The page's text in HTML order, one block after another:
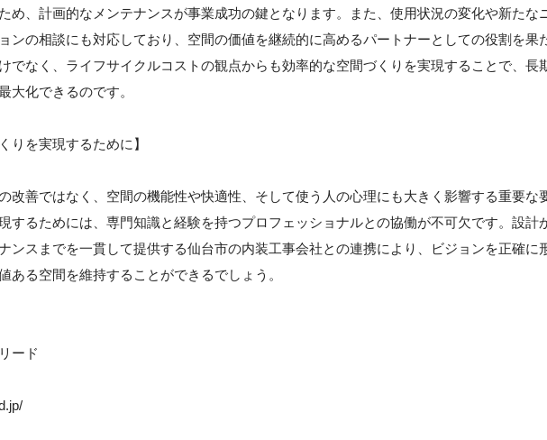
め、計画的なメンテナンスが事業成功の鍵となります。また、使用状況の変化や新たな
ンの相談にも対応しており、空間の価値を継続的に高めるパートナーとしての役割を果
でなく、ライフサイクルコストの観点からも効率的な空間づくりを実現することで、長
大化できるのです。
りを実現するために】
改善ではなく、空間の機能性や快適性、そして使う人の心理にも大きく影響する重要な
するためには、専門知識と経験を持つプロフェッショナルとの協働が不可欠です。設計
ンスまでを一貫して提供する仙台市の内装工事会社との連携により、ビジョンを正確に
ある空間を維持することができるでしょう。
ード